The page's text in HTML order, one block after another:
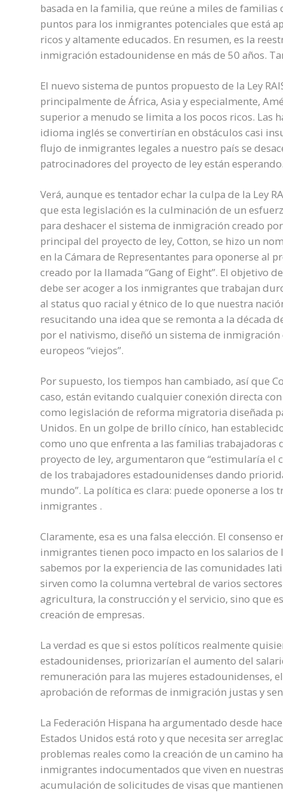
basada en la familia, que reúne a miles de
puntos para los inmigrantes potenciales que está
ricos y altamente educados. En resumen, es la
inmigración estadounidense en más de 50 años.
El nuevo sistema de puntos propuesto de la Ley
principalmente de África, Asia y especialmente,
superior a menudo se limita a los pocos ricos. Las
idioma inglés se convertirían en obstáculos casi
flujo de inmigrantes legales a nuestro país se
patrocinadores del proyecto de ley están esperando.
Verá, aunque es tentador echar la culpa de la Ley
que esta legislación es la culminación de un
para deshacer el sistema de inmigración creado
principal del proyecto de ley, Cotton, se hizo un
en la Cámara de Representantes para oponerse
creado por la llamada “Gang of Eight”. El objetivo
debe ser acoger a los inmigrantes que trabajan
al status quo racial y étnico de lo que nuestra
resucitando una idea que se remonta a la década
por el nativismo, diseñó un sistema de
europeos “viejos”.
Por supuesto, los tiempos han cambiado, así que
caso, están evitando cualquier conexión directa
como legislación de reforma migratoria diseñada
Unidos. En un golpe de brillo cínico, han
como uno que enfrenta a las familias trabajadoras
proyecto de ley, argumentaron que “estimularía
de los trabajadores estadounidenses dando
mundo”. La política es clara: puede oponerse a los
inmigrantes .
Claramente, esa es una falsa elección. El
inmigrantes tienen poco impacto en los salarios
sabemos por la experiencia de las comunidades
sirven como la columna vertebral de varios
agricultura, la construcción y el servicio, sino que
creación de empresas.
La verdad es que si estos políticos realmente
estadounidenses, priorizarían el aumento del
remuneración para las mujeres estadounidenses,
aprobación de reformas de inmigración justas y
La Federación Hispana ha argumentado desde
Estados Unidos está roto y que necesita ser
problemas reales como la creación de un camino
inmigrantes indocumentados que viven en
acumulación de solicitudes de visas que